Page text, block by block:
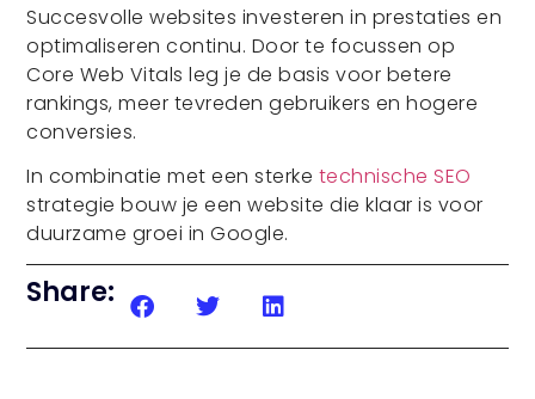
Share:
Succesvolle websites investeren in prestaties en
optimaliseren continu. Door te focussen op
Core Web Vitals leg je de basis voor betere
rankings, meer tevreden gebruikers en hogere
conversies.
In combinatie met een sterke technische SEO
strategie bouw je een website die klaar is voor
duurzame groei in Google.